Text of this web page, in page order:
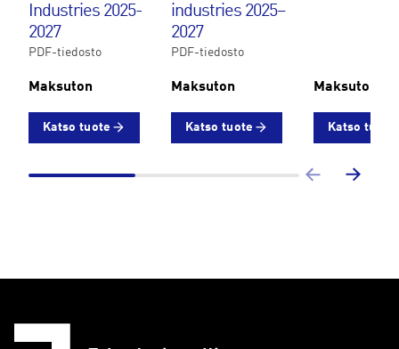
Industries 2025-
2027
PDF-tiedosto
Maksuton
Katso tuote
industries 2025–
2027
PDF-tiedosto
Maksuton
Katso tuote
Maksuton
Katso tuote